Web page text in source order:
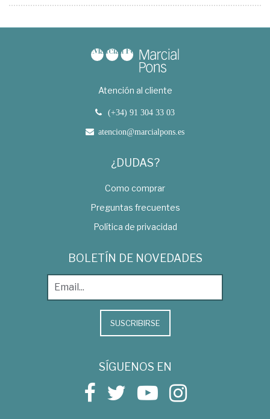
Atención al cliente
(+34) 91 304 33 03
atencion@marcialpons.es
¿DUDAS?
Como comprar
Preguntas frecuentes
Política de privacidad
BOLETÍN DE NOVEDADES
SUSCRIBIRSE
SÍGUENOS EN